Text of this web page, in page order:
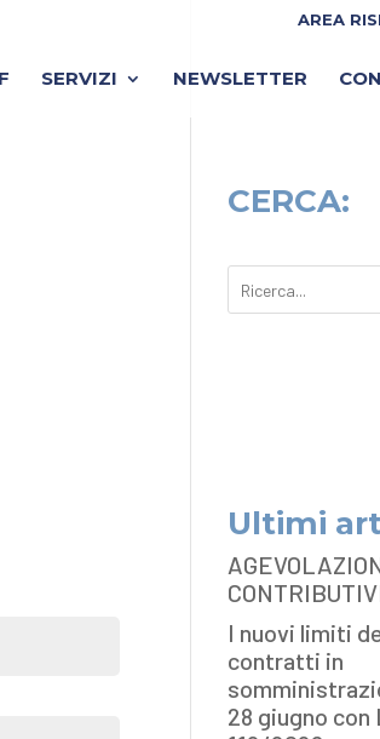
AREA
SERVIZI NEWSLETTER
CERCA:
Ultimi
I nuovi limiti
contratti in
28 giugno con